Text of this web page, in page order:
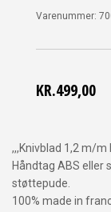
Varenummer:
KR.499,00
,,,Knivblad 1,2 m/
Håndtag ABS eller
støttepude.
100% made in